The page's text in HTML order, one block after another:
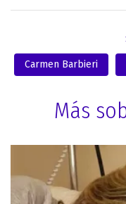
Carmen Barbieri
Más